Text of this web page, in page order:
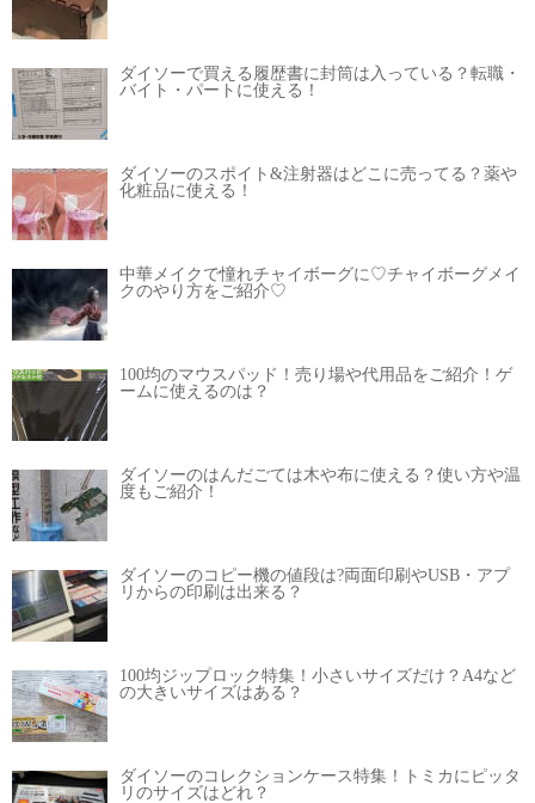
ダイソーで買える履歴書に封筒は入っている？転職・
バイト・パートに使える！
ダイソーのスポイト&注射器はどこに売ってる？薬や
化粧品に使える！
中華メイクで憧れチャイボーグに♡チャイボーグメイ
クのやり方をご紹介♡
100均のマウスパッド！売り場や代用品をご紹介！ゲ
ームに使えるのは？
ダイソーのはんだごては木や布に使える？使い方や温
度もご紹介！
ダイソーのコピー機の値段は?両面印刷やUSB・アプ
リからの印刷は出来る？
100均ジップロック特集！小さいサイズだけ？A4など
の大きいサイズはある？
ダイソーのコレクションケース特集！トミカにピッタ
リのサイズはどれ？